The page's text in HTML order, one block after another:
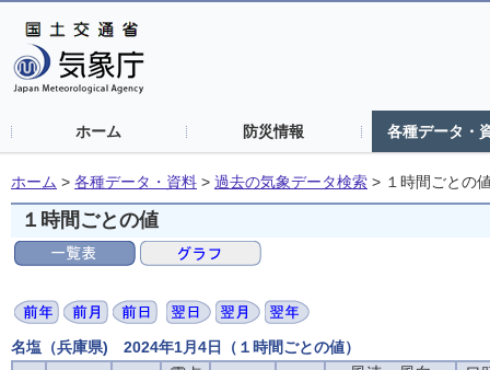
ホーム 防災情報 各種データ・
ホーム > 各種データ・資料 > 過去の気象データ検索 > １時間ごとの
１時間ごとの値
名塩（兵庫県) 2024年1月4日（１時間ごとの値）